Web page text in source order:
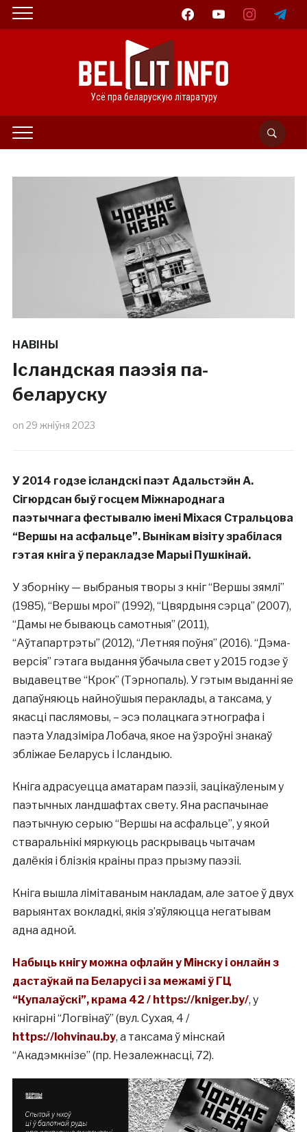
facebookyoutube instagramtelegram
Усё пра беларускую літаратуру
НАВІНЫ
Ісландская паэзія па-
беларуску
on 29 жніўня 2023
У 2014 годзе ісландскі паэт Адальстэйн А.
Сігюрдсан быў госцем Міжнароднага
паэтычнага фестывалю імені Міхася Стральцова
“Вершы на асфальце”. Вынікам візіту зрабілася
гэтая кніга ў перакладзе Марыі Пушкінай.
У зборніку — выбраныя творы з кніг “Вершы зямлі”
(1985), “Вершы мроі” (1992), “Цвярдыня сэрца” (2007),
“Дамы не бываюць самотныя” (2011),
“Аўтапартрэты” (2012), “Летняя поўня” (2016). “Дэма-
версія” гэтага выдання ўбачыла свет у 2015 годзе ў
выдавецтве “Крок” (Тэрнопаль). У гэтым выданні яе
дапаўняюць найноўшыя пераклады, а таксама, у
якасці паслямовы, – эсэ полацкага этнографа і
паэта Уладзіміра Лобача, якое на ўзроўні знакаў
збліжае Беларусь і Ісландыю.
Кніга адрасуецца аматарам паэзіі, зацікаўленым у
паэтычных ландшафтах свету. Яна распачынае
паэтычную серыю “Вершы на асфальце”, у якой
стваральнікі мяркуюць раскрываць чытачам
далёкія і блізкія краіны праз прызму паэзіі.
Кніга вышла лімітаваным накладам, але затое ў двух
варыянтах вокладкі, якія з’яўляюцца негатывам
адна адной.
Набыць кнігу можна офлайн у Мінску і онлайн з
дастаўкай па Беларусі і за межамі ў ГЦ
“Купалаўскі”, крама 42 / https://kniger.by/, у
кнігарні “Логвінаў” (вул. Сухая, 4 /
https://lohvinau.by, а таксама ў мінскай
“Акадэмкнізе” (пр. Незалежнасці, 72).